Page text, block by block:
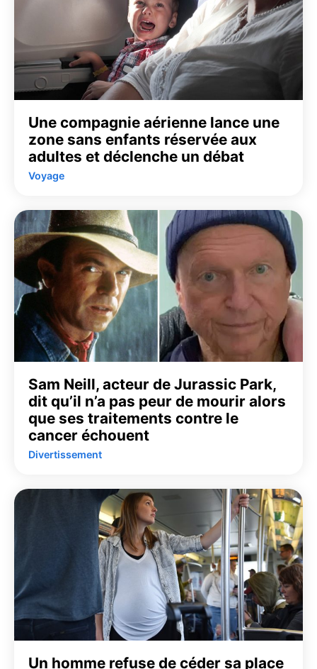
Une compagnie aérienne lance une
zone sans enfants réservée aux
adultes et déclenche un débat
Voyage
Sam Neill, acteur de Jurassic Park,
dit qu’il n’a pas peur de mourir alors
que ses traitements contre le
cancer échouent
Divertissement
Un homme refuse de céder sa place